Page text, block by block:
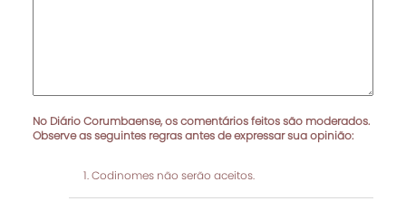
No Diário Corumbaense, os comentários feitos são moderados.
Observe as seguintes regras antes de expressar sua opinião:
Codinomes não serão aceitos.